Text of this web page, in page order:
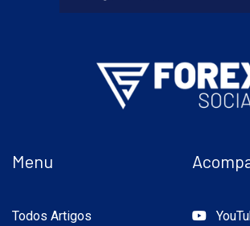
Menu
Todos Artigos